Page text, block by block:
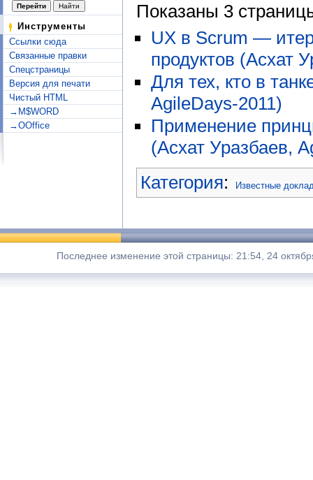
Инструменты
Ссылки сюда
Связанные правки
Спецстраницы
Версия для печати
Чистый HTML
→M$WORD
→OOffice
Показаны 3
UX в Scrum —
продуктов (Асхат
Для тех, кто в
AgileDays-2011)
Применение
(Асхат Уразбаев,
Категория: Известные
Последнее изменение этой страницы: 21:54, 24